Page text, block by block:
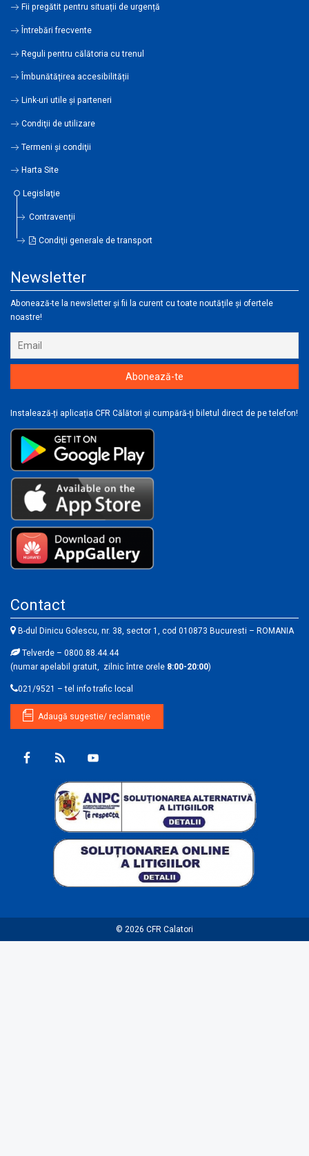
Fii pregătit pentru situații de urgență
Întrebări frecvente
Reguli pentru călătoria cu trenul
Îmbunătățirea accesibilității
Link-uri utile şi parteneri
Condiţii de utilizare
Termeni şi condiţii
Harta Site
Legislaţie
Contravenţii
Condiţii generale de transport
Newsletter
Abonează-te la newsletter și fii la curent cu toate noutățile și ofertele
noastre!
Instalează-ți aplicația CFR Călători și cumpără-ți biletul direct de pe telefon!
Contact
B-dul Dinicu Golescu, nr. 38, sector 1, cod 010873 Bucuresti – ROMANIA
Telverde – 0800.88.44.44
(numar apelabil gratuit, zilnic între orele 8:00-20:00)
021/9521 – tel info trafic local
Adaugă sugestie/ reclamaţie
© 2026 CFR Calatori